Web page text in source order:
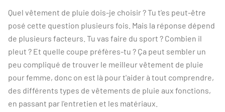
Quel vêtement de pluie dois-je choisir ? Tu t'es peut-être
posé cette question plusieurs fois. Mais la réponse dépend
de plusieurs facteurs. Tu vas faire du sport ? Combien il
pleut ? Et quelle coupe préfères-tu ? Ça peut sembler un
peu compliqué de trouver le meilleur vêtement de pluie
pour femme, donc on est là pour t'aider à tout comprendre,
des différents types de vêtements de pluie aux fonctions,
en passant par l'entretien et les matériaux.